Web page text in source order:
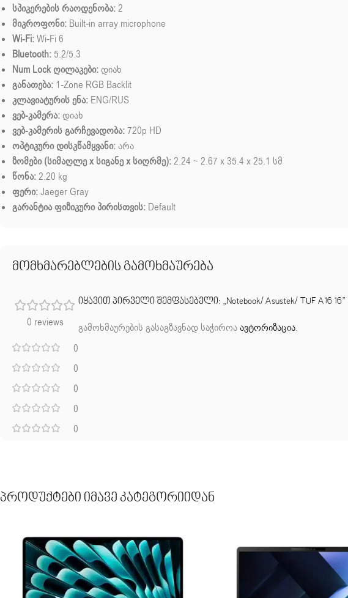
სპიკერების რაოდენობა:2
მიკროფონი: Built-in array microphone
Wi-Fi:Wi-Fi 6
Bluetooth: 5.2/5.3
Num Lock ღილაკები: დიახ
განათება: 1-Zone RGB Backlit
კლავიატურის ენა: ENG/RUS
ვებ-კამერა: დიახ
ვებ-კამერის გარჩევადობა: 720p HD
ოპტიკური დისკწამყვანი:არა
ზომები (სიმაღლე x სიგანე x სიღრმე):2.24 ~ 2.67 x 35.4 x 25.1 სმ
წონა:2.20 kg
ფერი:Jaeger Gray
გარანტია ფიზიკური პირისთვის: Default
მომხმარებლების გამოხმაურება
0 reviews
0
0
0
0
0
იყავით პირველი შემფასებელი: „Notebook/ Asustek/ TUF A16 16”
გამოხმაურების გასაგზავნად საჭიროაავტორიზაცია.
Პროდუქტები Იმავე Კატეგორიიდან